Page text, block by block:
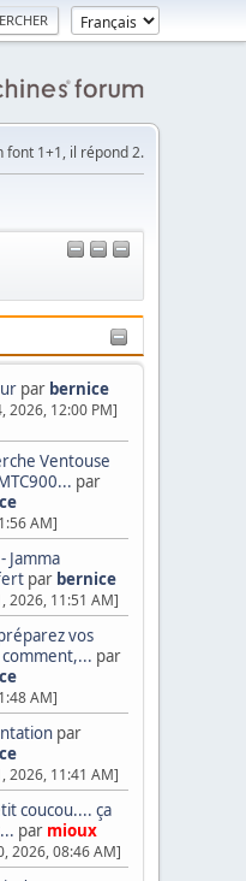
font 1+1, il répond 2.
par bernice
2026, 12:00 PM]
Ventouse
par
AM]
Jamma
par bernice
2026, 11:51 AM]
vos
comment,... par
AM]
par
2026, 11:41 AM]
coucou.... ça
par mioux
2026, 08:46 AM]